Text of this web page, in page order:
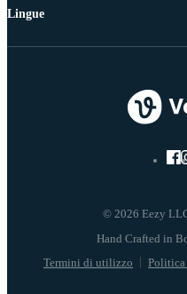
© 2026 Eezy
Termini di utilizzo Politica
Lingue